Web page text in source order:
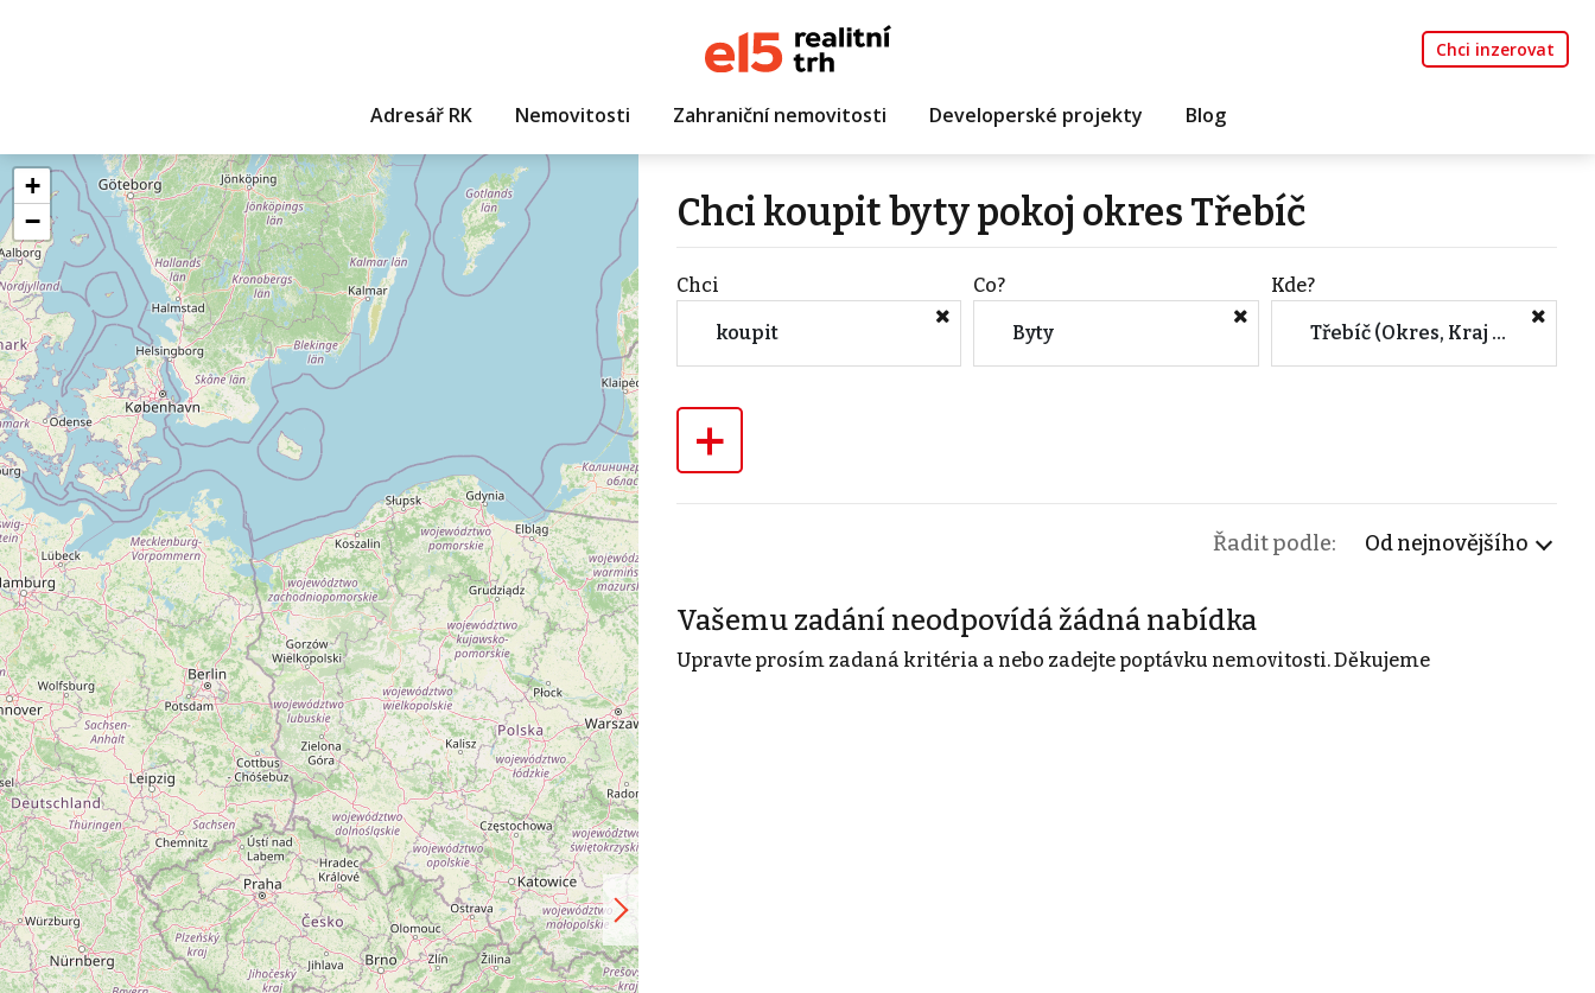
Chci inzerovat
Adresář RK Nemovitosti Zahraniční nemovitosti Developerské projekty Blog
+
−
Chci koupit byty pokoj okres Třebíč
Chci
koupit
Co?
Byty
Kde?
Třebíč (Okres, Kraj Vysočina)
+
Řadit podle: Od nejnovějšího
Vašemu zadání neodpovídá žádná nabídka
Upravte prosím zadaná kritéria a nebo zadejte poptávku nemovitosti. Děkujeme